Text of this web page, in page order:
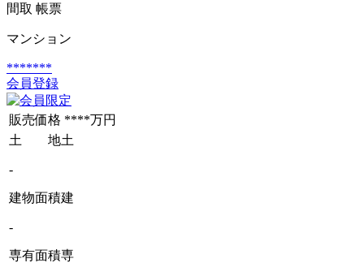
間取 帳票
マンション
*******
会員登録
販売価格 ****万円
土 地土
-
建物面積建
-
専有面積専